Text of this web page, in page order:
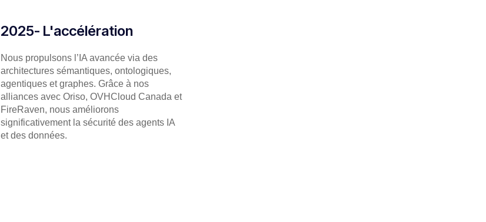
2025- L'accélération
Nous propulsons l’IA avancée via des
architectures sémantiques, ontologiques,
agentiques et graphes. Grâce à nos
alliances avec Oriso, OVHCloud Canada et
FireRaven, nous améliorons
significativement la sécurité des agents IA
et des données.